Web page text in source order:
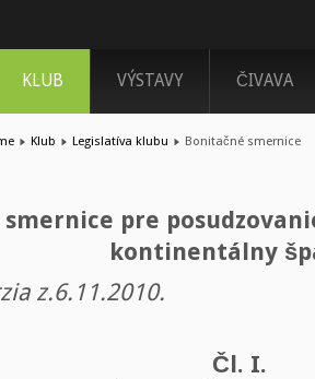
KLUB VÝSTAVY ČIVAVA
Klub Legislatíva klubu Bonitačné smernice
pre
kontinentálny
z.6.11.2010.
Čl. I.